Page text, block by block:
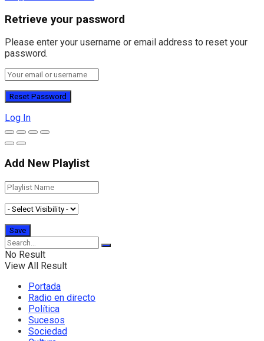
Retrieve your password
Please enter your username or email address to reset your
password.
Log In
Add New Playlist
No Result
View All Result
Portada
Radio en directo
Política
Sucesos
Sociedad